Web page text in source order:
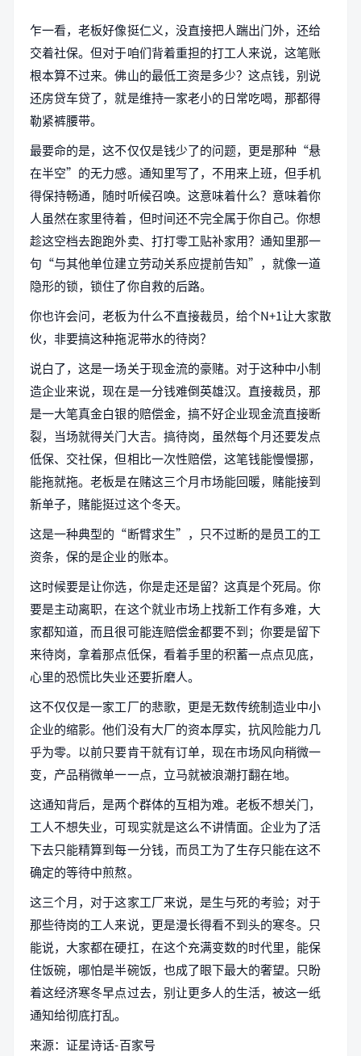
乍一看，老板好像挺仁义，没直接把人踹出门外，还给
交着社保。但对于咱们背着重担的打工人来说，这笔账
根本算不过来。佛山的最低工资是多少？这点钱，别说
还房贷车贷了，就是维持一家老小的日常吃喝，那都得
勒紧裤腰带。
最要命的是，这不仅仅是钱少了的问题，更是那种“悬
在半空”的无力感。通知里写了，不用来上班，但手机
得保持畅通，随时听候召唤。这意味着什么？意味着你
人虽然在家里待着，但时间还不完全属于你自己。你想
趁这空档去跑跑外卖、打打零工贴补家用？通知里那一
句“与其他单位建立劳动关系应提前告知”，就像一道
隐形的锁，锁住了你自救的后路。
你也许会问，老板为什么不直接裁员，给个N+1让大家散
伙，非要搞这种拖泥带水的待岗？
说白了，这是一场关于现金流的豪赌。对于这种中小制
造企业来说，现在是一分钱难倒英雄汉。直接裁员，那
是一大笔真金白银的赔偿金，搞不好企业现金流直接断
裂，当场就得关门大吉。搞待岗，虽然每个月还要发点
低保、交社保，但相比一次性赔偿，这笔钱能慢慢挪，
能拖就拖。老板是在赌这三个月市场能回暖，赌能接到
新单子，赌能挺过这个冬天。
这是一种典型的“断臂求生”，只不过断的是员工的工
资条，保的是企业的账本。
这时候要是让你选，你是走还是留？这真是个死局。你
要是主动离职，在这个就业市场上找新工作有多难，大
家都知道，而且很可能连赔偿金都要不到；你要是留下
来待岗，拿着那点低保，看着手里的积蓄一点点见底，
心里的恐慌比失业还要折磨人。
这不仅仅是一家工厂的悲歌，更是无数传统制造业中小
企业的缩影。他们没有大厂的资本厚实，抗风险能力几
乎为零。以前只要肯干就有订单，现在市场风向稍微一
变，产品稍微单一一点，立马就被浪潮打翻在地。
这通知背后，是两个群体的互相为难。老板不想关门，
工人不想失业，可现实就是这么不讲情面。企业为了活
下去只能精算到每一分钱，而员工为了生存只能在这不
确定的等待中煎熬。
这三个月，对于这家工厂来说，是生与死的考验；对于
那些待岗的工人来说，更是漫长得看不到头的寒冬。只
能说，大家都在硬扛，在这个充满变数的时代里，能保
住饭碗，哪怕是半碗饭，也成了眼下最大的奢望。只盼
着这经济寒冬早点过去，别让更多人的生活，被这一纸
通知给彻底打乱。
来源：证星诗话-百家号